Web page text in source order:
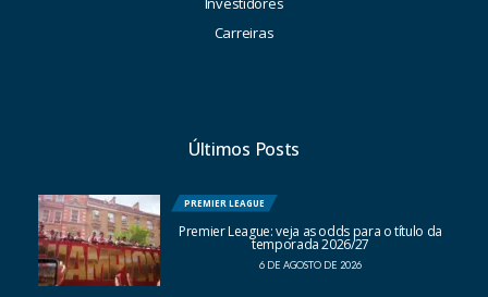
Carreiras
Últimos Posts
PREMIER LEAGUE
Premier League: veja as odds para o título da
temporada 2026/27
6 DE AGOSTO DE 2026